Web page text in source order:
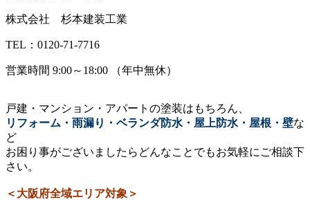
株式会社 杉本建装工業
TEL：0120-71-7716
営業時間 9:00～18:00 （年中無休）
戸建・マンション・アパートの塗装はもちろん、
リフォーム・雨漏り・ベランダ防水・屋上防水・屋根・壁な
ど
お困り事がございましたらどんなことでもお気軽にご相談下
さい。
＜大阪府全域エリア対象＞